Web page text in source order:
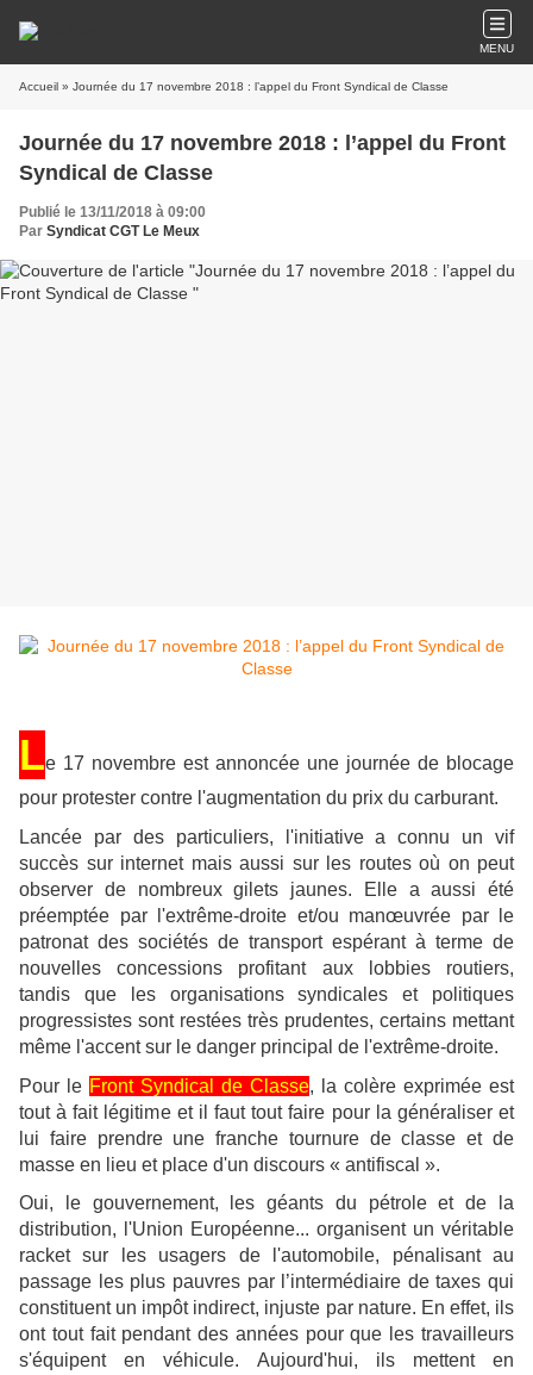
MENU
Accueil » Journée du 17 novembre 2018 : l’appel du Front Syndical de Classe
Journée du 17 novembre 2018 : l’appel du Front
Syndical de Classe
Publié le 13/11/2018 à 09:00
Par Syndicat CGT Le Meux
Le 17 novembre est annoncée une journée de blocage
pour protester contre l'augmentation du prix du carburant.
Lancée par des particuliers, l'initiative a connu un vif
succès sur internet mais aussi sur les routes où on peut
observer de nombreux gilets jaunes. Elle a aussi été
préemptée par l'extrême-droite et/ou manœuvrée par le
patronat des sociétés de transport espérant à terme de
nouvelles concessions profitant aux lobbies routiers,
tandis que les organisations syndicales et politiques
progressistes sont restées très prudentes, certains mettant
même l'accent sur le danger principal de l'extrême-droite.
Pour le Front Syndical de Classe, la colère exprimée est
tout à fait légitime et il faut tout faire pour la généraliser et
lui faire prendre une franche tournure de classe et de
masse en lieu et place d'un discours « antifiscal ».
Oui, le gouvernement, les géants du pétrole et de la
distribution, l'Union Européenne... organisent un véritable
racket sur les usagers de l'automobile, pénalisant au
passage les plus pauvres par l’intermédiaire de taxes qui
constituent un impôt indirect, injuste par nature. En effet, ils
ont tout fait pendant des années pour que les travailleurs
s'équipent en véhicule. Aujourd'hui, ils mettent en